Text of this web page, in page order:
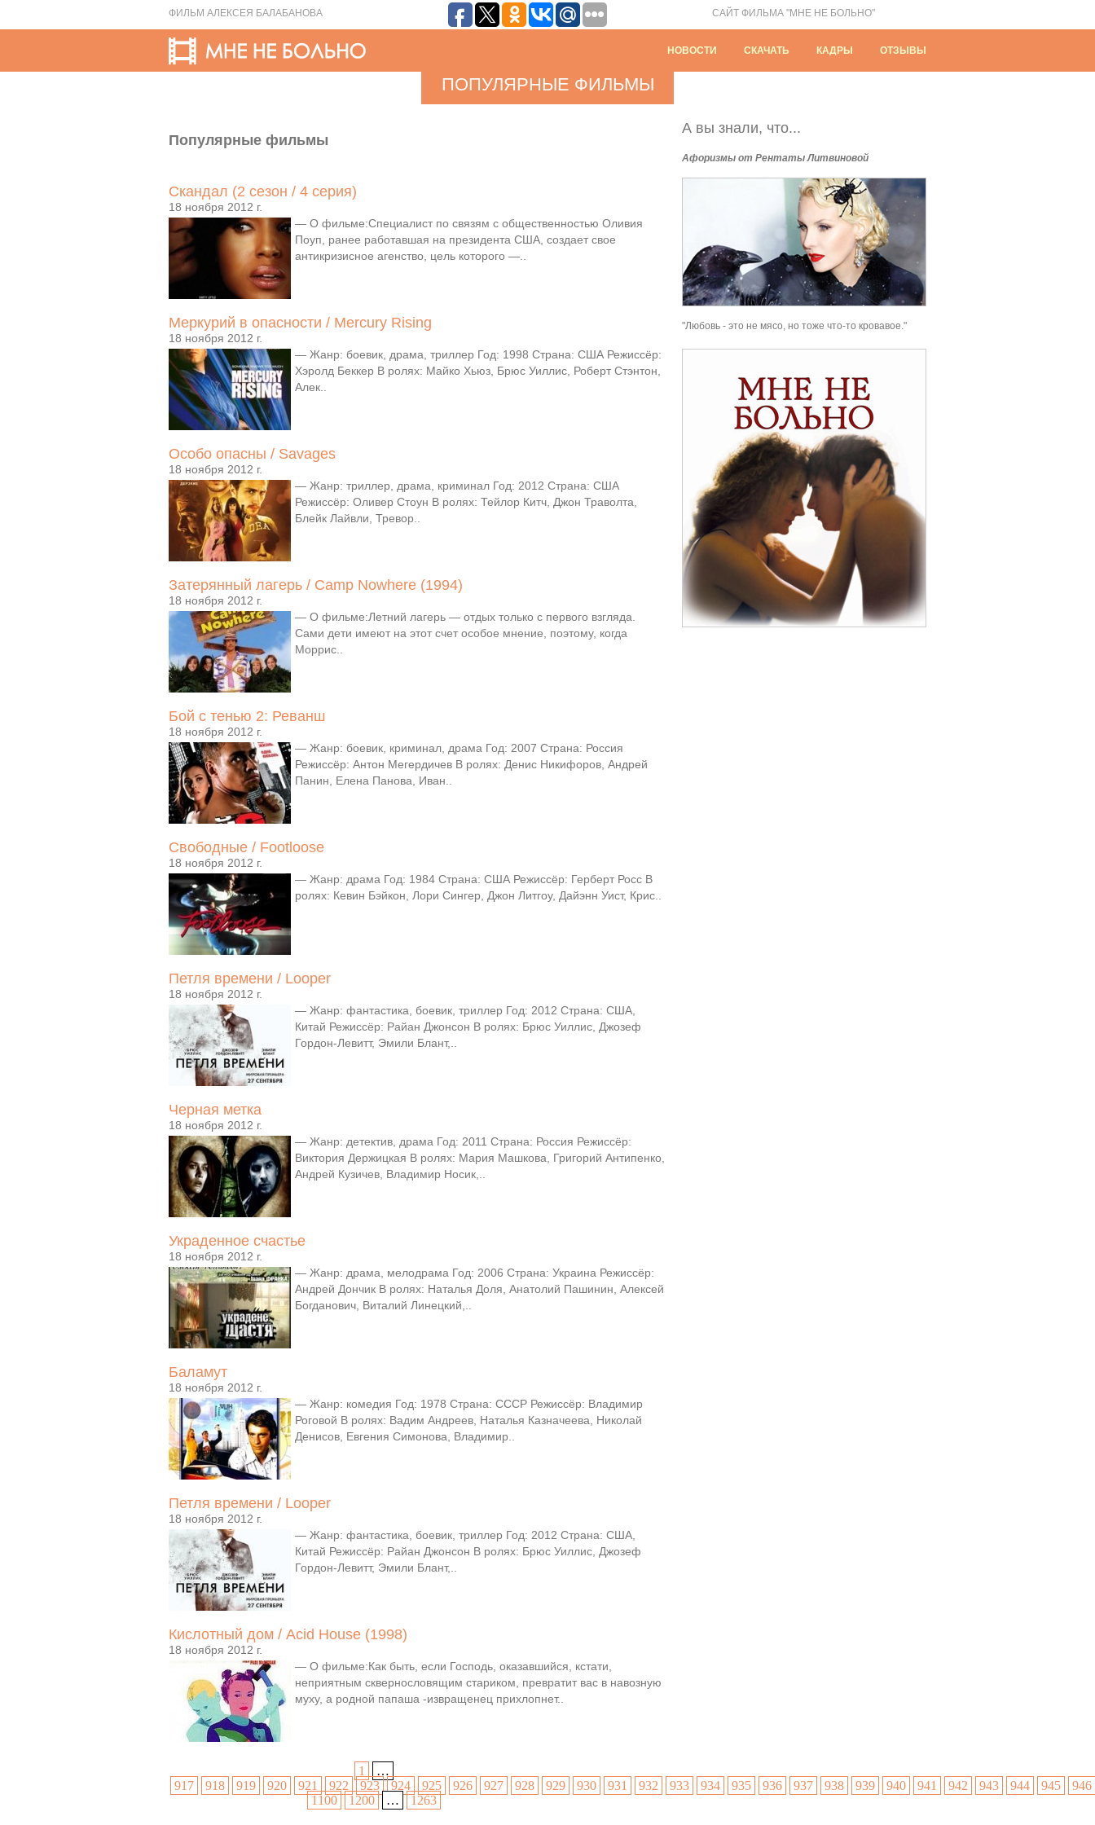
ФИЛЬМ АЛЕКСЕЯ БАЛАБАНОВА САЙТ ФИЛЬМА "МНЕ НЕ БОЛЬНО"
НОВОСТИ СКАЧАТЬ КАДРЫ ОТЗЫВЫ
ПОПУЛЯРНЫЕ ФИЛЬМЫ
Популярные фильмы
Скандал (2 сезон / 4 серия)
18 ноября 2012 г.
— О фильме:Специалист по связям с общественностью Оливия
Поуп, ранее работавшая на президента США, создает свое
антикризисное агенство, цель которого —..
Меркурий в опасности / Mercury Rising
18 ноября 2012 г.
— Жанр: боевик, драма, триллер Год: 1998 Страна: США Режиссёр:
Хэролд Беккер В ролях: Майко Хьюз, Брюс Уиллис, Роберт Стэнтон,
Алек..
Особо опасны / Savages
18 ноября 2012 г.
— Жанр: триллер, драма, криминал Год: 2012 Страна: США
Режиссёр: Оливер Стоун В ролях: Тейлор Китч, Джон Траволта,
Блейк Лайвли, Тревор..
Затерянный лагерь / Camp Nowhere (1994)
18 ноября 2012 г.
— О фильме:Летний лагерь — отдых только с первого взгляда.
Сами дети имеют на этот счет особое мнение, поэтому, когда
Моррис..
Бой с тенью 2: Реванш
18 ноября 2012 г.
— Жанр: боевик, криминал, драма Год: 2007 Страна: Россия
Режиссёр: Антон Мегердичев В ролях: Денис Никифоров, Андрей
Панин, Елена Панова, Иван..
Свободные / Footloose
18 ноября 2012 г.
— Жанр: драма Год: 1984 Страна: США Режиссёр: Герберт Росс В
ролях: Кевин Бэйкон, Лори Сингер, Джон Литгоу, Дайэнн Уист, Крис..
Петля времени / Looper
18 ноября 2012 г.
— Жанр: фантастика, боевик, триллер Год: 2012 Страна: США,
Китай Режиссёр: Райан Джонсон В ролях: Брюс Уиллис, Джозеф
Гордон-Левитт, Эмили Блант,..
Черная метка
18 ноября 2012 г.
— Жанр: детектив, драма Год: 2011 Страна: Россия Режиссёр:
Виктория Держицкая В ролях: Мария Машкова, Григорий Антипенко,
Андрей Кузичев, Владимир Носик,..
Украденное счастье
18 ноября 2012 г.
— Жанр: драма, мелодрама Год: 2006 Страна: Украина Режиссёр:
Андрей Дончик В ролях: Наталья Доля, Анатолий Пашинин, Алексей
Богданович, Виталий Линецкий,..
Баламут
18 ноября 2012 г.
— Жанр: комедия Год: 1978 Страна: СССР Режиссёр: Владимир
Роговой В ролях: Вадим Андреев, Наталья Казначеева, Николай
Денисов, Евгения Симонова, Владимир..
Петля времени / Looper
18 ноября 2012 г.
— Жанр: фантастика, боевик, триллер Год: 2012 Страна: США,
Китай Режиссёр: Райан Джонсон В ролях: Брюс Уиллис, Джозеф
Гордон-Левитт, Эмили Блант,..
Кислотный дом / Acid House (1998)
18 ноября 2012 г.
— О фильме:Как быть, если Господь, оказавшийся, кстати,
неприятным сквернословящим стариком, превратит вас в навозную
муху, а родной папаша -извращенец прихлопнет..
1
…
917
918 919 920 921 922 923 924 925 926 927 928 929 930 931 932 933 934 935 936 937 938 939 940 941 942 943 944 945
946
1100
1200 … 1263
А вы знали, что...
Афоризмы от Рентаты Литвиновой
"Любовь - это не мясо, но тоже что-то кровавое."